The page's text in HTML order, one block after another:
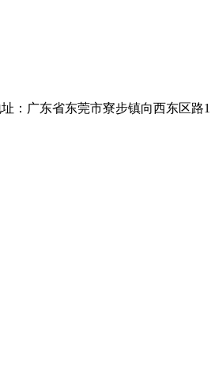
址：广东省东莞市寮步镇向西东区路